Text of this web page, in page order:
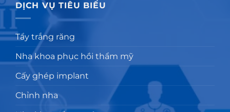
DỊCH VỤ TIÊU BIỂU
Tẩy trắng răng
Nha khoa phục hồi thẩm mỹ
Cấy ghép implant
Chỉnh nha